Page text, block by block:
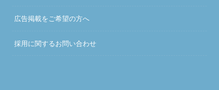
広告掲載をご希望の方へ
採用に関するお問い合わせ